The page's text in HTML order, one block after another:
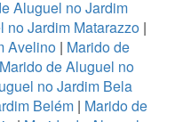
Aluguel no Jardim
no Jardim Matarazzo|
Avelino| Marido de
Marido de Aluguel no
no Jardim Bela
Belém| Marido de